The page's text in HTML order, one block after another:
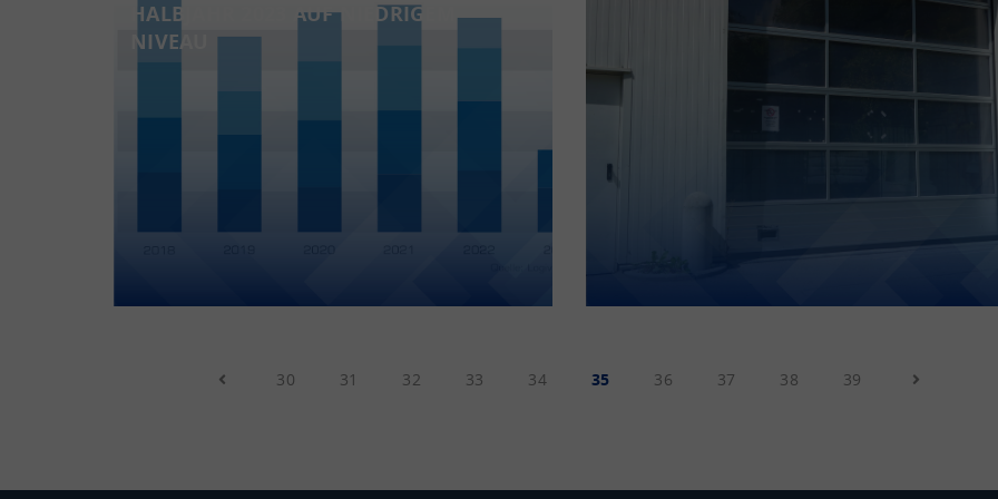
HALBJAHR 2023 AUF NIEDRIGEM
NIVEAU
Previous Page
30 31 32 33 34 35 36 37 38 39 Next Page